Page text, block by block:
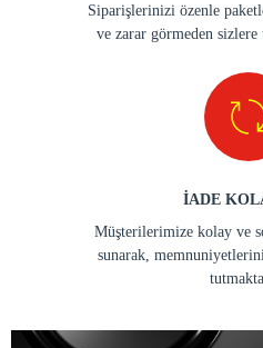
Siparişlerinizi özenle
ve zarar görmeden sizlere
İADE
Müşterilerimize kolay ve
sunarak,